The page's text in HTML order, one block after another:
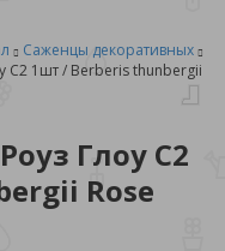
Саженцы декоративных
С2 1шт / Berberis thunbergii
Глоу С2
Rose